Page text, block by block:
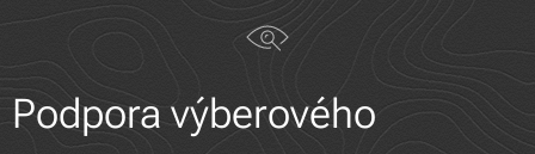
Podpora výberového